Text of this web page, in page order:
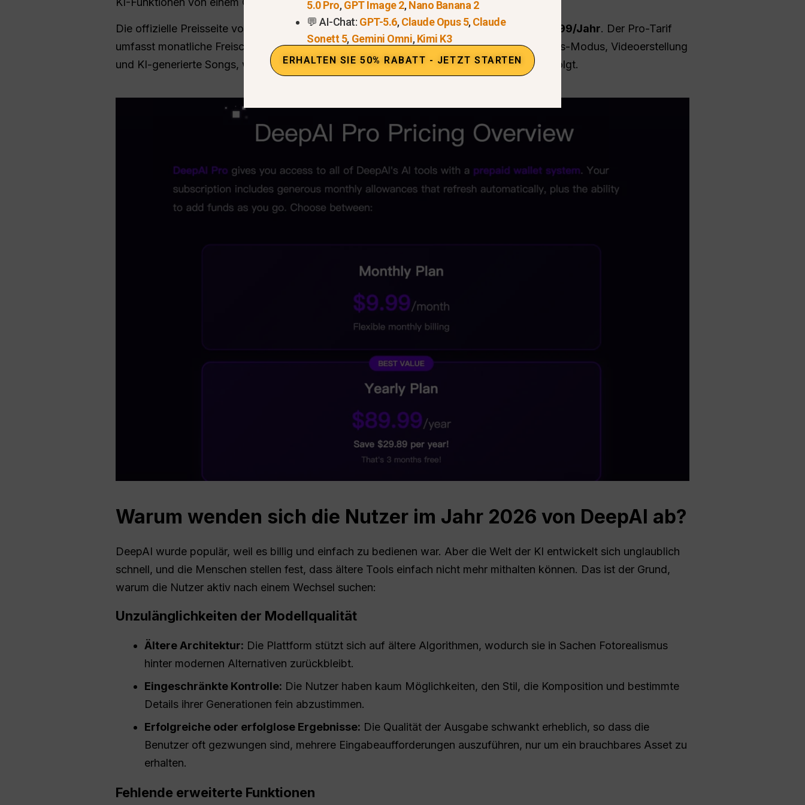
Die offizielle Preisseite von DeepAI listet derzeitDeepAIProfür $9.99/Monat oder $89.99/Jahr. Der Pro-Tarif
umfasst monatliche Freischaltungen wie Chat-Nachrichten, HD-Bilder, Nutzung des Genius-Modus, Videoerstellung
und KI-generierte Songs, wobei die zusätzliche Nutzung über eine Prepaid-Geldbörse erfolgt.
Warum wenden sich die Nutzer im Jahr 2026 von DeepAI ab?
DeepAI wurde populär, weil es billig und einfach zu bedienen war. Aber die Welt der KI entwickelt sich unglaublich
schnell, und die Menschen stellen fest, dass ältere Tools einfach nicht mehr mithalten können. Das ist der Grund,
warum die Nutzer aktiv nach einem Wechsel suchen:
Unzulänglichkeiten der Modellqualität
Ältere Architektur: Die Plattform stützt sich auf ältere Algorithmen, wodurch sie in Sachen Fotorealismus
hinter modernen Alternativen zurückbleibt.
Eingeschränkte Kontrolle: Die Nutzer haben kaum Möglichkeiten, den Stil, die Komposition und bestimmte
Details ihrer Generationen fein abzustimmen.
Erfolgreiche oder erfolglose Ergebnisse: Die Qualität der Ausgabe schwankt erheblich, so dass die
Benutzer oft gezwungen sind, mehrere Eingabeaufforderungen auszuführen, nur um ein brauchbares Asset zu
erhalten.
Fehlende erweiterte Funktionen
5.0 Pro,GPT Image 2,Nano Banana 2
💬 AI-Chat: GPT-5.6,Claude Opus 5,Claude
Sonett 5, Gemini Omni,Kimi K3
ERHALTEN SIE 50% RABATT - JETZT STARTEN